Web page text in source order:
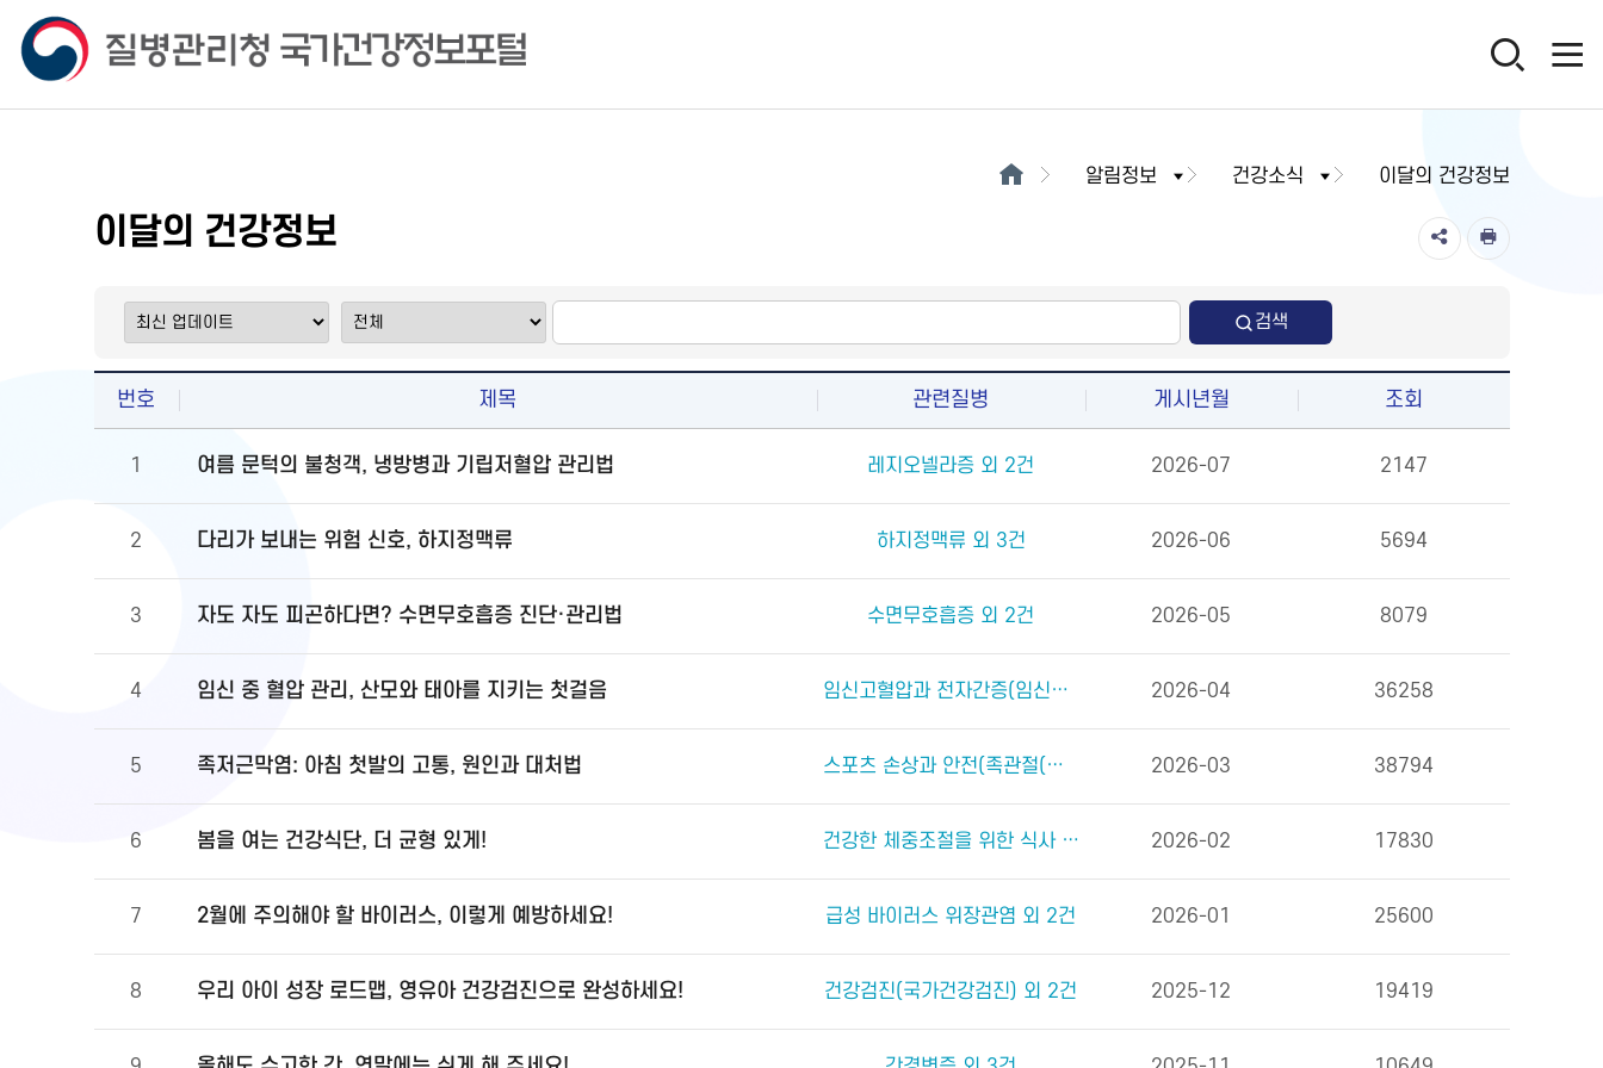
알림정보 건강소식 이달의 건강정보
이달의 건강정보
검색
번호 제목 관련질병 게시년월 조회
1 여름 문턱의 불청객, 냉방병과 기립저혈압 관리법 레지오넬라증 외 2건 2026-07 2147
2 다리가 보내는 위험 신호, 하지정맥류 하지정맥류 외 3건 2026-06 5694
3 자도 자도 피곤하다면? 수면무호흡증 진단·관리법 수면무호흡증 외 2건 2026-05 8079
4 임신 중 혈압 관리, 산모와 태아를 지키는 첫걸음 임신고혈압과 전자간증(임신중독증) 외 4건 2026-04 36258
5 족저근막염: 아침 첫발의 고통, 원인과 대처법 스포츠 손상과 안전(족관절(발목 관절) 손상) 외 2건 2026-03 38794
6 봄을 여는 건강식단, 더 균형 있게! 건강한 체중조절을 위한 식사 외 6건 2026-02 17830
7 2월에 주의해야 할 바이러스, 이렇게 예방하세요! 급성 바이러스 위장관염 외 2건 2026-01 25600
8 우리 아이 성장 로드맵, 영유아 건강검진으로 완성하세요! 건강검진(국가건강검진) 외 2건 2025-12 19419